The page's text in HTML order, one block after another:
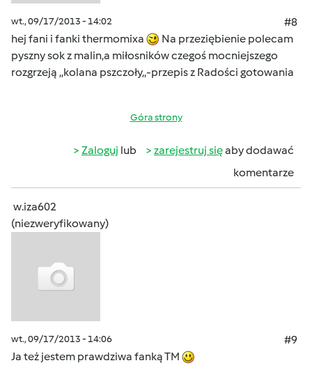
wt., 09/17/2013 - 14:02
#8
hej fani i fanki thermomixa
Na przeziębienie polecam
pyszny sok z malin,a miłosników czegoś mocniejszego
rozgrzeją ,,kolana pszczoły,,-przepis z Radości gotowania
Góra strony
Zaloguj lub zarejestruj sięaby dodawać
komentarze
w.iza602
(niezweryfikowany)
wt., 09/17/2013 - 14:06
#9
Ja też jestem prawdziwa fanką TM